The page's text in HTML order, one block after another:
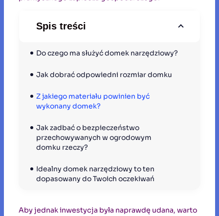
Spis treści
Do czego ma służyć domek narzędziowy?
Jak dobrać odpowiedni rozmiar domku
Z jakiego materiału powinien być
wykonany domek?
Jak zadbać o bezpieczeństwo
przechowywanych w ogrodowym
domku rzeczy?
Idealny domek narzędziowy to ten
dopasowany do Twoich oczekiwań
Aby jednak inwestycja była naprawdę udana, warto